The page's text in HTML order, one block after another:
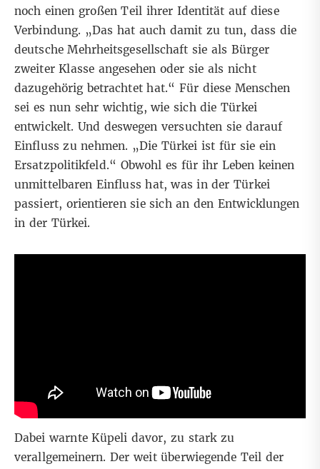
noch einen großen Teil ihrer Identität auf diese
Verbindung. „Das hat auch damit zu tun, dass die
deutsche Mehrheitsgesellschaft sie als Bürger
zweiter Klasse angesehen oder sie als nicht
dazugehörig betrachtet hat.“ Für diese Menschen
sei es nun sehr wichtig, wie sich die Türkei
entwickelt. Und deswegen versuchten sie darauf
Einfluss zu nehmen. „Die Türkei ist für sie ein
Ersatzpolitikfeld.“ Obwohl es für ihr Leben keinen
unmittelbaren Einfluss hat, was in der Türkei
passiert, orientieren sie sich an den Entwicklungen
in der Türkei.
Dabei warnte Küpeli davor, zu stark zu
verallgemeinern. Der weit überwiegende Teil der